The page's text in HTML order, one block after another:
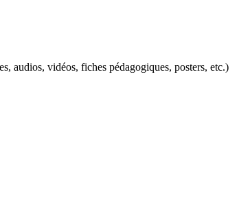
audios, vidéos, fiches pédagogiques, posters, etc.)